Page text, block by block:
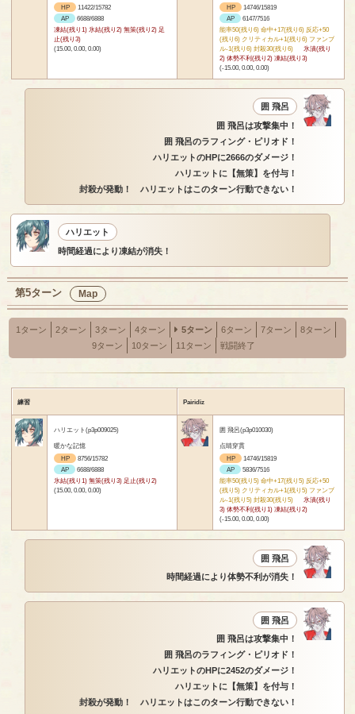
HP
11422/15782
AP
6688/6888
凍結(残り1) 氷結(残り2) 無策(残り2) 足
止(残り3)
(15.00, 0.00, 0.00)
HP
14746/15819
AP
6147/7516
能率50(残り6) 命中+17(残り6) 反応+50
(残り6) クリティカル+1(残り6) ファンブ
ル-1(残り6) 封殺30(残り6)
氷漬(残り
2) 体勢不利(残り2) 凍結(残り3)
(-15.00, 0.00, 0.00)
囲 飛呂
囲 飛呂は攻撃集中！
囲 飛呂のラフィング・ピリオド！
ハリエットのHPに2666のダメージ！
ハリエットに【無策】を付与！
封殺が発動！ ハリエットはこのターン行動できない！
ハリエット
時間経過により凍結が消失！
第5ターン Map
1ターン 2ターン 3ターン 4ターン 5ターン 6ターン 7ターン
8ターン
9ターン
10ターン 11ターン 戦闘終了
練習 Pairidiz
ハリエット(p3p009025)
暖かな記憶
HP
8756/15782
AP
6688/6888
氷結(残り1) 無策(残り3) 足止(残り2)
(15.00, 0.00, 0.00)
囲 飛呂(p3p010030)
点睛穿貫
HP
14746/15819
AP
5836/7516
能率50(残り5) 命中+17(残り5) 反応+50
(残り5) クリティカル+1(残り5) ファンブ
ル-1(残り5) 封殺30(残り5)
氷漬(残り
3) 体勢不利(残り1) 凍結(残り2)
(-15.00, 0.00, 0.00)
囲 飛呂
時間経過により体勢不利が消失！
囲 飛呂
囲 飛呂は攻撃集中！
囲 飛呂のラフィング・ピリオド！
ハリエットのHPに2452のダメージ！
ハリエットに【無策】を付与！
封殺が発動！ ハリエットはこのターン行動できない！